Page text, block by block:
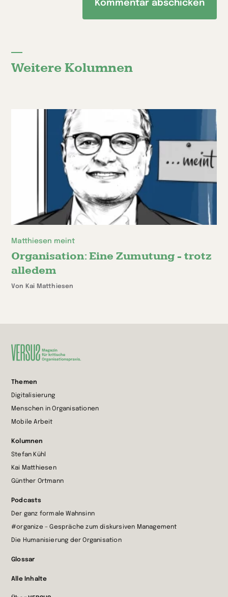
Weitere Kolumnen
Matthiesen meint
Organisation: Eine Zumutung - trotz
alledem
Von Kai Matthiesen
Startseite
wechseln
Themen
Digitalisierung
Menschen in Organisationen
Mobile Arbeit
Kolumnen
Stefan Kühl
Kai Matthiesen
Günther Ortmann
Podcasts
Der ganz formale Wahnsinn
#organize – Gespräche zum diskursiven Management
Die Humanisierung der Organisation
Glossar
Alle Inhalte